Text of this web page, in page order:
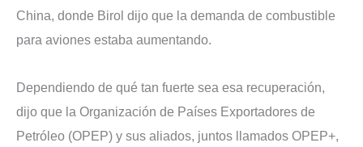
China, donde Birol dijo que la demanda de combustible
para aviones estaba aumentando.
Dependiendo de qué tan fuerte sea esa recuperación,
dijo que la Organización de Países Exportadores de
Petróleo (OPEP) y sus aliados, juntos llamados OPEP+,